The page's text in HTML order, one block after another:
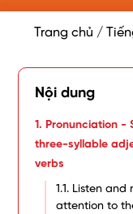
Trang chủ /
Nội dung
1. Pronunciation -
three-syllable
verbs
1.1. Listen and
attention to